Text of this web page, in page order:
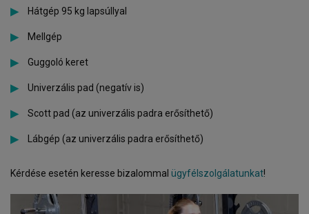
Hátgép 95 kg lapsúllyal
Mellgép
Guggoló keret
Univerzális pad (negatív is)
Scott pad (az univerzális padra erősíthető)
Lábgép (az univerzális padra erősíthető)
Kérdése esetén keresse bizalommal ügyfélszolgálatunkat!